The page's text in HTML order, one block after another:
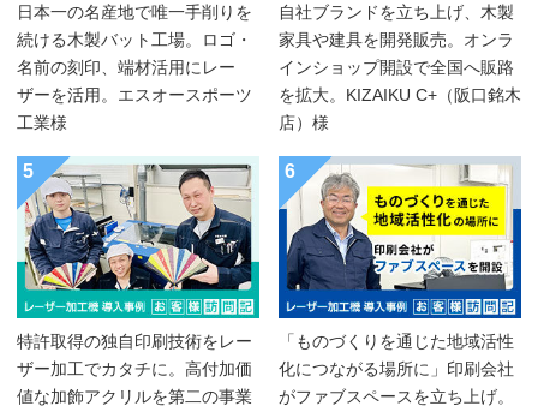
日本一の名産地で唯一手削りを
続ける木製バット工場。ロゴ・
名前の刻印、端材活用にレー
ザーを活用。エスオースポーツ
工業様
自社ブランドを立ち上げ、木製
家具や建具を開発販売。オンラ
インショップ開設で全国へ販路
を拡大。KIZAIKU C+（阪口銘木
店）様
5
特許取得の独自印刷技術をレー
ザー加工でカタチに。高付加価
値な加飾アクリルを第二の事業
6
「ものづくりを通じた地域活性
化につながる場所に」印刷会社
がファブスペースを立ち上げ。